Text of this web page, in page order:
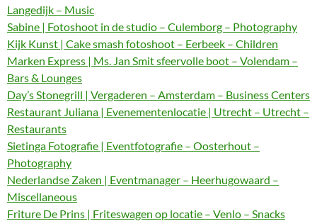
Langedijk – Music
Sabine | Fotoshoot in de studio – Culemborg – Photography
Kijk Kunst | Cake smash fotoshoot – Eerbeek – Children
Marken Express | Ms. Jan Smit sfeervolle boot – Volendam –
Bars & Lounges
Day’s Stonegrill | Vergaderen – Amsterdam – Business Centers
Restaurant Juliana | Evenementenlocatie | Utrecht – Utrecht –
Restaurants
Sietinga Fotografie | Eventfotografie – Oosterhout –
Photography
Nederlandse Zaken | Eventmanager – Heerhugowaard –
Miscellaneous
Friture De Prins | Friteswagen op locatie – Venlo – Snacks